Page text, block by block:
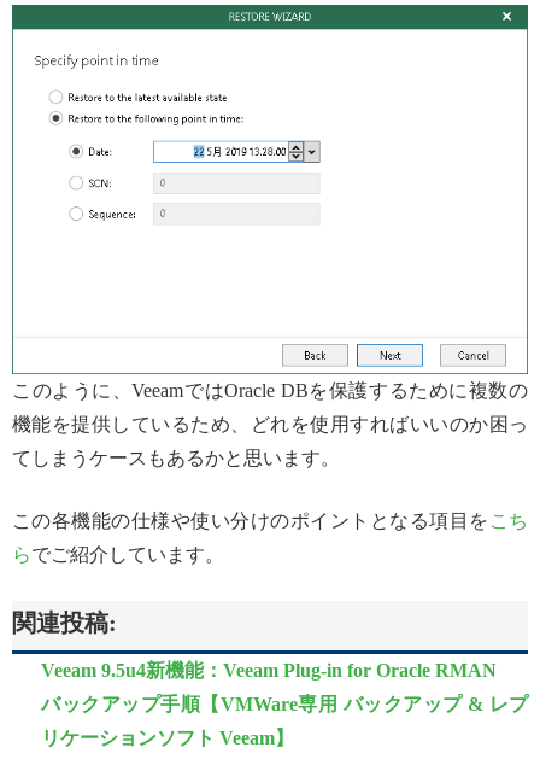
このように、VeeamではOracle DBを保護するために複数の
機能を提供しているため、どれを使用すればいいのか困っ
てしまうケースもあるかと思います。
この各機能の仕様や使い分けのポイントとなる項目を こち
らでご紹介しています。
関連投稿:
Veeam 9.5u4新機能：Veeam Plug-in for Oracle RMAN
バックアップ手順【VMWare専用 バックアップ & レプ
リケーションソフト Veeam】